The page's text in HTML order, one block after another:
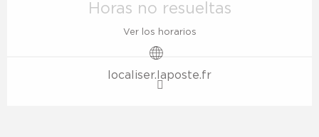
Horas no resueltas
Ver los horarios
localiser.laposte.fr